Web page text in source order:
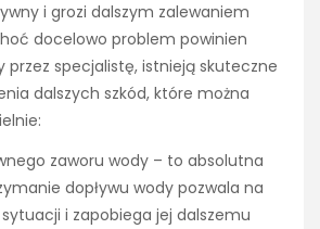
i grozi dalszym zalewaniem
docelowo problem powinien
przez specjalistę, istnieją skuteczne
dalszych szkód, które można
zaworu wody – to absolutna
dopływu wody pozwala na
i zapobiega jej dalszemu